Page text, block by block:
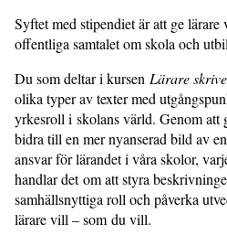
Syftet med stipendiet är att ge
offentliga samtalet om skola och
Du som deltar i kursen Lärare
olika typer av texter med
yrkesroll i skolans värld. Genom att
bidra till en mer nyanserad bild av
ansvar för lärandet i våra skolor,
handlar det om att styra
samhällsnyttiga roll och påverka
lärare vill – som du vill.